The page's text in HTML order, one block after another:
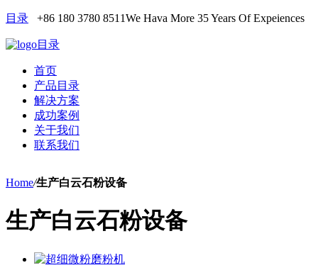
目录 +86 180 3780 8511We Hava More 35 Years Of Expeiences
目录
首页
产品目录
解决方案
成功案例
关于我们
联系我们
Home/生产白云石粉设备
生产白云石粉设备